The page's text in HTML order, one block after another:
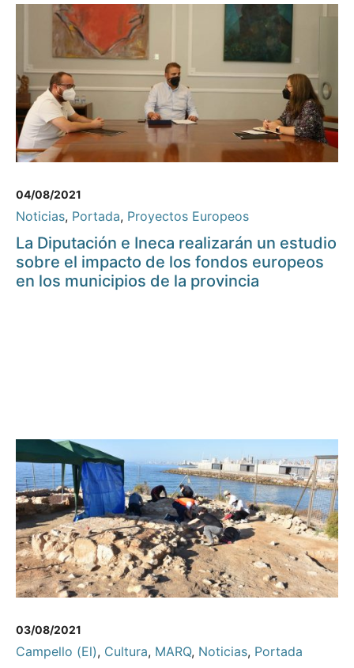
04/08/2021
Noticias, Portada, Proyectos Europeos
La Diputación e Ineca realizarán un estudio
sobre el impacto de los fondos europeos
en los municipios de la provincia
03/08/2021
Campello (El), Cultura, MARQ, Noticias, Portada